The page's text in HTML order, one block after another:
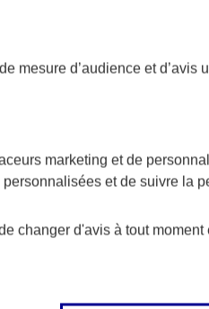
!
de mesure d’audience et
marketing et de
et de suivre la
changer d'avis à tout moment